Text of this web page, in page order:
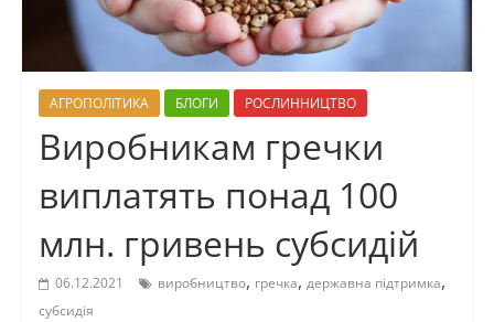
АГРОПОЛІТИКА БЛОГИ РОСЛИННИЦТВО
Виробникам гречки
виплатять понад 100
млн. гривень субсидій
06.12.2021 виробництво, гречка, державна підтримка,
субсидія